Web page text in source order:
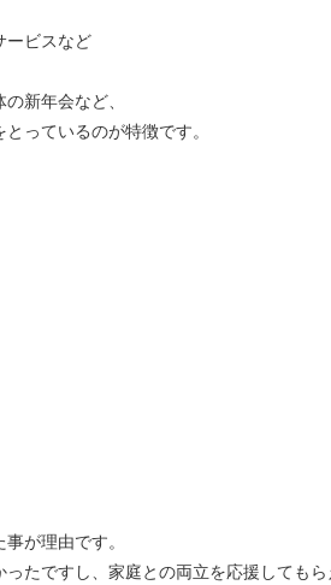
ービスなど
新年会など、
っているのが特徴です。
が理由です。
たですし、家庭との両立を応援してもら